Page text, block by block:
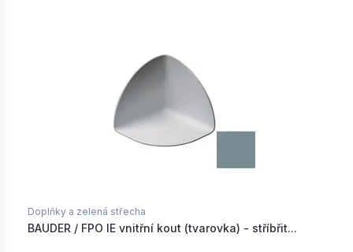
Doplňky a zelená střecha
BAUDER / FPO IE vnitřní kout (tvarovka) - stříbřit...